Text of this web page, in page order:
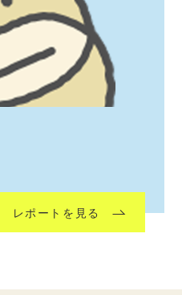
レポートを見る